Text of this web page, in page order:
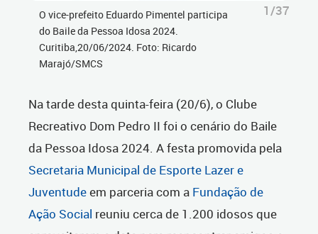
O vice-prefeito Eduardo Pimentel participa
do Baile da Pessoa Idosa 2024.
Curitiba,20/06/2024. Foto: Ricardo
Marajó/SMCS
1/37
Na tarde desta quinta-feira (20/6), o Clube
Recreativo Dom Pedro II foi o cenário do Baile
da Pessoa Idosa 2024. A festa promovida pela
Secretaria Municipal de Esporte Lazer e
Juventudeem parceria com a Fundação de
Ação Social reuniu cerca de 1.200 idosos que